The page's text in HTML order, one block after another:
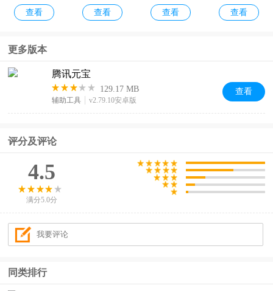
手游
查看
电脑版
查看
查看
脑版
查看
脑版
查看
更多版本
腾讯元宝
129.17 MB
辅助工具 v2.79.10安卓版
查看
评分及评论
4.5
满分5.0分
同类排行